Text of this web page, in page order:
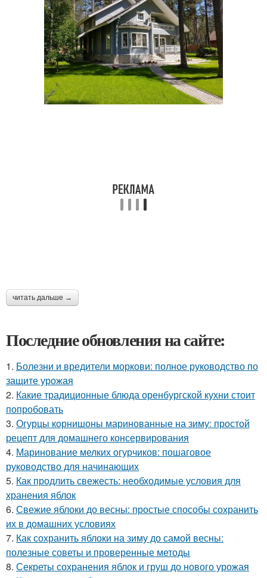
читать дальше →
Последние обновления на сайте:
1. Болезни и вредители моркови: полное руководство по
защите урожая
2. Какие традиционные блюда оренбургской кухни стоит
попробовать
3. Огурцы корнишоны маринованные на зиму: простой
рецепт для домашнего консервирования
4. Маринование мелких огурчиков: пошаговое
руководство для начинающих
5. Как продлить свежесть: необходимые условия для
хранения яблок
6. Свежие яблоки до весны: простые способы сохранить
их в домашних условиях
7. Как сохранить яблоки на зиму до самой весны:
полезные советы и проверенные методы
8. Секреты сохранения яблок и груш до нового урожая